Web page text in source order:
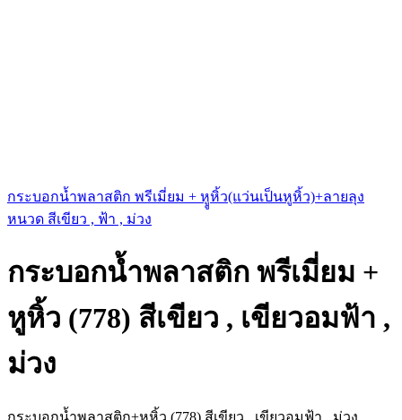
กระบอกน้ำพลาสติก พรีเมี่ยม + หููหิ้ว(แว่นเป็นหูหิ้ว)+ลายลุง
หนวด สีเขียว , ฟ้า , ม่วง
กระบอกน้ำพลาสติก พรีเมี่ยม +
หูหิ้ว (778) สีเขียว , เขียวอมฟ้า ,
ม่วง
กระบอกน้ำพลาสติก+หูหิ้ว (778) สีเขียว , เขียวอมฟ้า , ม่วง